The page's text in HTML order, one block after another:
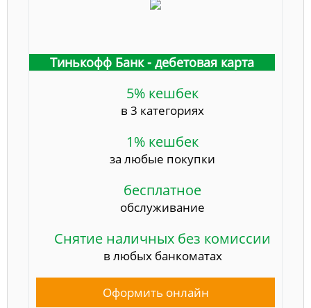
Тинькофф Банк - дебетовая карта
5% кешбек
в 3 категориях
1% кешбек
за любые покупки
бесплатное
обслуживание
Снятие наличных без комиссии
в любых банкоматах
Оформить онлайн